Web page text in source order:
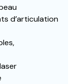
d’articulation